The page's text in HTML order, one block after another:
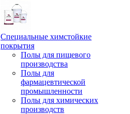
Специальные химстойкие
покрытия
Полы для пищевого
производства
Полы для
фармацевтической
промышленности
Полы для химических
производств